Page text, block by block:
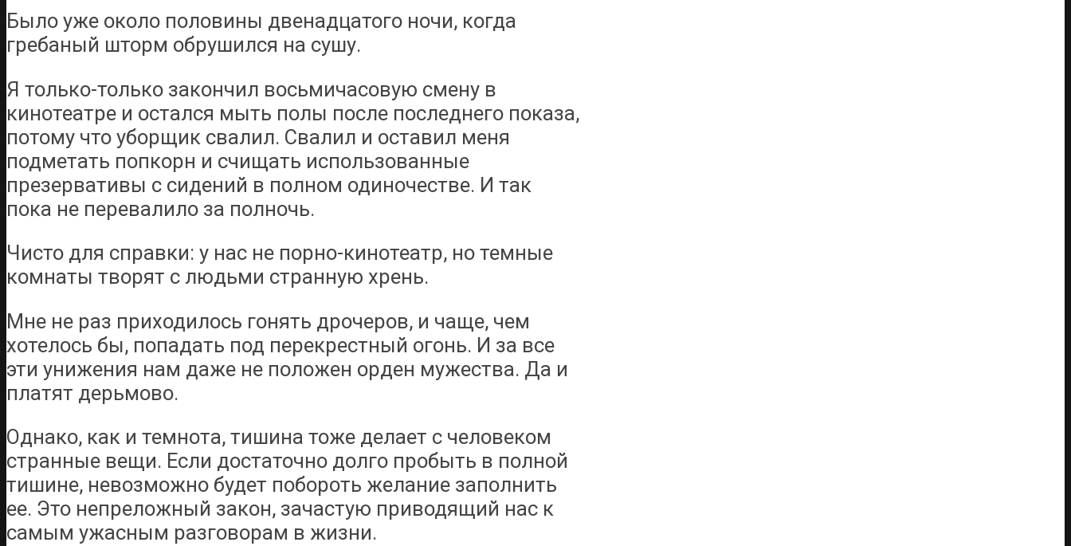
Было уже около половины двенадцатого ночи, когда
гребаный шторм обрушился на сушу.
Я только-только закончил восьмичасовую смену в
кинотеатре и остался мыть полы после последнего показа,
потому что уборщик свалил. Свалил и оставил меня
подметать попкорн и счищать использованные
презервативы с сидений в полном одиночестве. И так
пока не перевалило за полночь.
Чисто для справки: у нас не порно-кинотеатр, но темные
комнаты творят с людьми странную хрень.
Мне не раз приходилось гонять дрочеров, и чаще, чем
хотелось бы, попадать под перекрестный огонь. И за все
эти унижения нам даже не положен орден мужества. Да и
платят дерьмово.
Однако, как и темнота, тишина тоже делает с человеком
странные вещи. Если достаточно долго пробыть в полной
тишине, невозможно будет побороть желание заполнить
ее. Это непреложный закон, зачастую приводящий нас к
самым ужасным разговорам в жизни.